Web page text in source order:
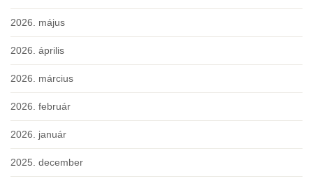
2026. május
2026. április
2026. március
2026. február
2026. január
2025. december